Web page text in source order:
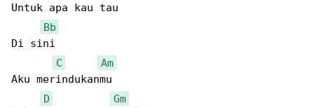
Untuk apa kau tau
Bb
Di sini
C
Am
Aku merindukanmu
D
Gm